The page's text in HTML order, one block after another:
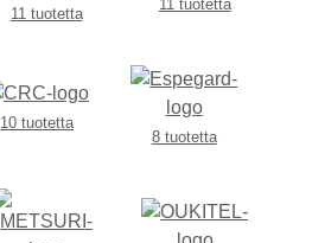
11 tuotetta
11 tuotetta
10 tuotetta
8 tuotetta